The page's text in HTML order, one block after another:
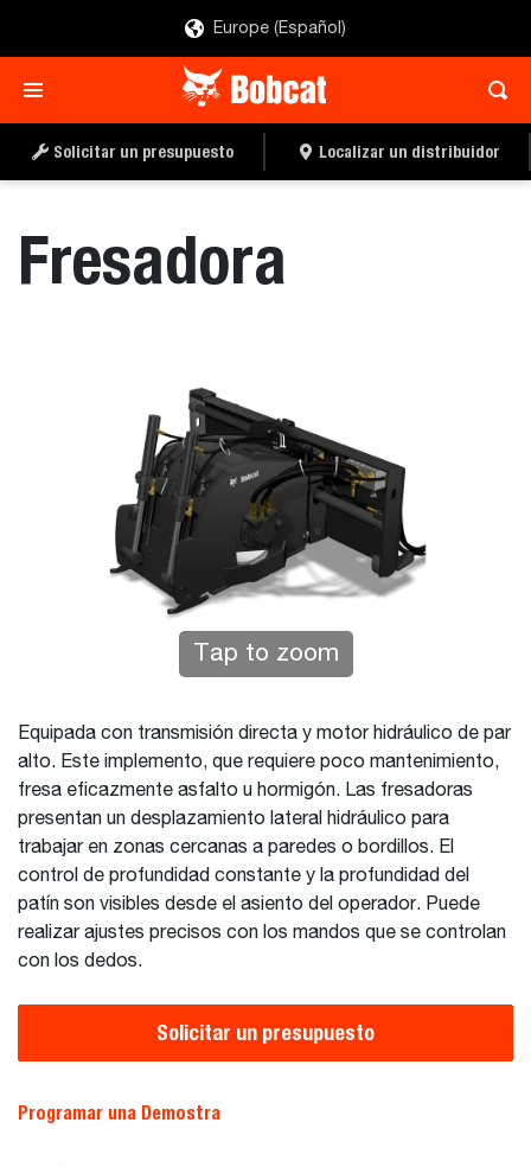
Europe (Español)
Solicitar un presupuesto Localizar un distribuidor
Fresadora
Tap to zoom
Equipada con transmisión directa y motor hidráulico de par
alto. Este implemento, que requiere poco mantenimiento,
fresa eficazmente asfalto u hormigón. Las fresadoras
presentan un desplazamiento lateral hidráulico para
trabajar en zonas cercanas a paredes o bordillos. El
control de profundidad constante y la profundidad del
patín son visibles desde el asiento del operador. Puede
realizar ajustes precisos con los mandos que se controlan
con los dedos.
Solicitar un presupuesto
Programar una Demostra
LOCALIZAR UN